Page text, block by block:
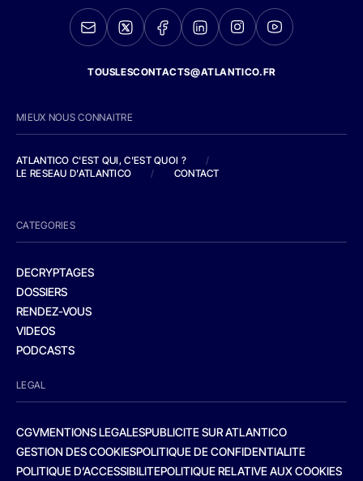
TOUSLESCONTACTS@ATLANTICO.FR
MIEUX NOUS CONNAITRE
ATLANTICO C'EST QUI, C'EST QUOI ?
/
LE RESEAU D'ATLANTICO
/ CONTACT
CATEGORIES
DECRYPTAGES
DOSSIERS
RENDEZ-VOUS
VIDEOS
PODCASTS
LEGAL
CGVMENTIONS LEGALESPUBLICITE SUR ATLANTICO
GESTION DES COOKIESPOLITIQUE DE CONFIDENTIALITE
POLITIQUE D’ACCESSIBILITEPOLITIQUE RELATIVE AUX COOKIES